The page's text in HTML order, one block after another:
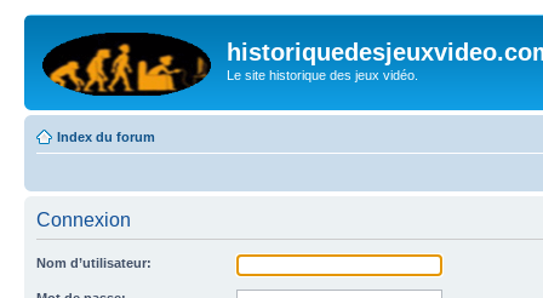
Le site historique des jeux vidéo.
Index du forum
Connexion
Nom d’utilisateur: